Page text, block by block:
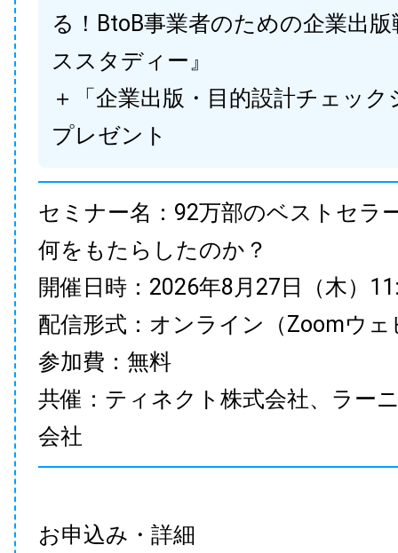
る！BtoB事業者のための企業出
ススタディー』
＋「企業出版・目的設計チェック
プレゼント
セミナー名：92万部のベストセラ
何をもたらしたのか？
開催日時：2026年8月27日（木）
配信形式：オンライン（Zoomウェ
参加費：無料
共催：ティネクト株式会社、ラー
会社
お申込み・詳細